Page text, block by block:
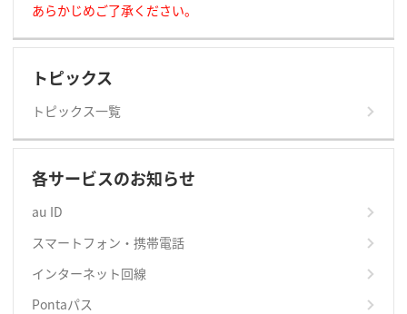
あらかじめご了承ください。
トピックス
トピックス一覧
各サービスのお知らせ
au ID
スマートフォン・携帯電話
インターネット回線
Pontaパス